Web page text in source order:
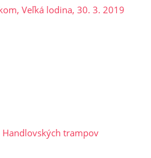
Veľká lodina, 30. 3. 2019
trampov